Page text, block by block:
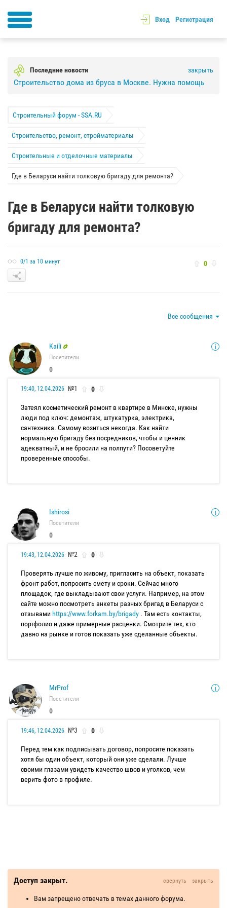
Вход Регистрация
Последние новости закрыть
Строительство дома из бруса в Москве. Нужна помощь
Строительный форум - SSA.RU
Строительство, ремонт, стройматериалы
Строительные и отделочные материалы
Где в Беларуси найти толковую бригаду для ремонта?
Где в Беларуси найти толковую
бригаду для ремонта?
0/1 за 10 минут 0
Все сообщения
Kaili
Посетители
0
19:40, 12.04.2026 №1 0
Затеял косметический ремонт в квартире в Минске, нужны
люди под ключ: демонтаж, штукатурка, электрика,
сантехника. Самому возиться некогда. Как найти
нормальную бригаду без посредников, чтобы и ценник
адекватный, и не бросили на полпути? Посоветуйте
проверенные способы.
Ishirosi
Посетители
0
19:43, 12.04.2026 №2 0
Проверять лучше по живому, пригласить на объект, показать
фронт работ, попросить смету и сроки. Сейчас много
площадок, где выкладывают свои услуги. Например, на этом
сайте можно посмотреть анкеты разных бригад в Беларуси с
отзывами https://www.forkam.by/brigady . Там есть контакты,
портфолио и даже примерные расценки. Смотрите тех, кто
давно на рынке и готов показать уже сделанные объекты.
MrProf
Посетители
0
19:46, 12.04.2026 №3 0
Перед тем как подписывать договор, попросите показать
хотя бы один объект, который они уже сделали. Лучше
своими глазами увидеть качество швов и уголков, чем
верить фото в профиле.
Доступ закрыт. свернуть закрыть
Вам запрещено отвечать в темах данного форума.